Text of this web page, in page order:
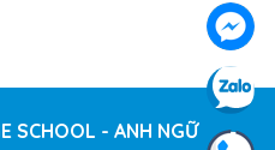
SCHOOL - ANH NGỮ